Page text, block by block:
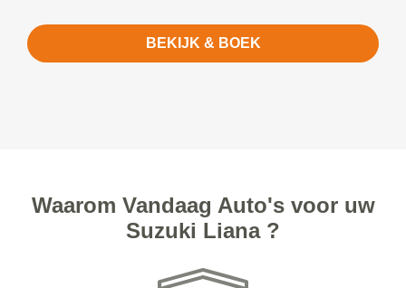
BEKIJK & BOEK
Waarom Vandaag Auto's voor uw
Suzuki Liana ?